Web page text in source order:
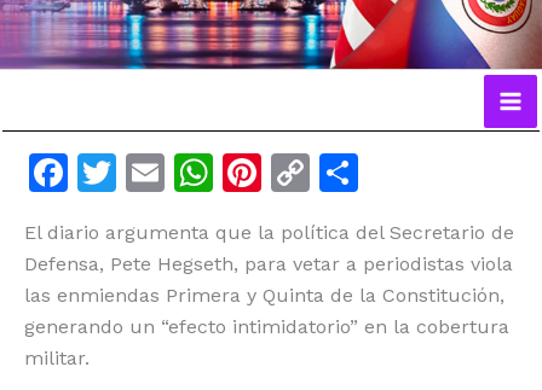
F
c
e
b
o
T
itt
er
E
ai
l
W
at
s
A
Pi
te
re
st
C
p
y
Li
m
p
ar
El diario argumenta que la política del Secretario de
Defensa, Pete Hegseth, para vetar a periodistas viola
las enmiendas Primera y Quinta de la Constitución,
generando un “efecto intimidatorio” en la cobertura
militar.